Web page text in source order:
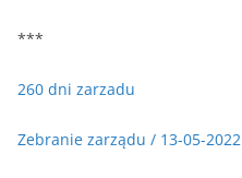
***
260 dni zarzadu
Zebranie zarządu / 13-05-2022